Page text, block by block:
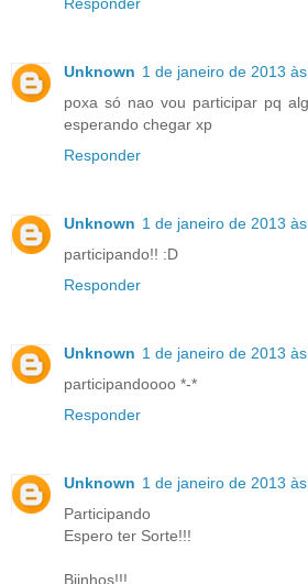
Unknown 1 de janeiro de 2013
poxa só nao vou participar pq
esperando chegar xp
Responder
Unknown 1 de janeiro de 2013
participando!! :D
Responder
Unknown 1 de janeiro de 2013
participandoooo *-*
Responder
Unknown 1 de janeiro de 2013
Participando
Espero ter Sorte!!!
Bjinhos!!!